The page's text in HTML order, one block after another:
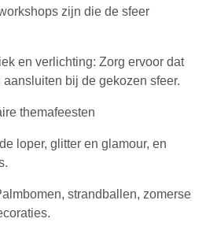
zijn die de sfeer
en verlichting: Zorg ervoor dat
bij de gekozen sfeer.
themafeesten
loper, glitter en glamour, en
strandballen, zomerse